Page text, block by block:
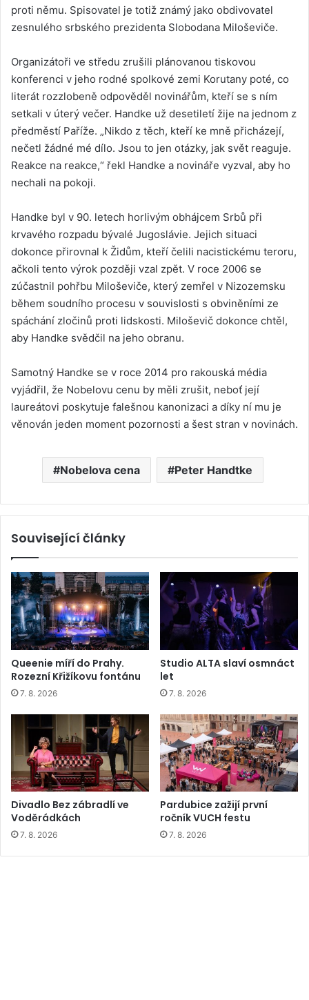
proti němu. Spisovatel je totiž známý jako obdivovatel
zesnulého srbského prezidenta Slobodana Miloševiče.
Organizátoři ve středu zrušili plánovanou tiskovou
konferenci v jeho rodné spolkové zemi Korutany poté, co
literát rozzlobeně odpověděl novinářům, kteří se s ním
setkali v úterý večer. Handke už desetiletí žije na jednom z
předměstí Paříže. „Nikdo z těch, kteří ke mně přicházejí,
nečetl žádné mé dílo. Jsou to jen otázky, jak svět reaguje.
Reakce na reakce,“ řekl Handke a novináře vyzval, aby ho
nechali na pokoji.
Handke byl v 90. letech horlivým obhájcem Srbů při
krvavého rozpadu bývalé Jugoslávie. Jejich situaci
dokonce přirovnal k Židům, kteří čelili nacistickému teroru,
ačkoli tento výrok později vzal zpět. V roce 2006 se
zúčastnil pohřbu Miloševiče, který zemřel v Nizozemsku
během soudního procesu v souvislosti s obviněními ze
spáchání zločinů proti lidskosti. Miloševič dokonce chtěl,
aby Handke svědčil na jeho obranu.
Samotný Handke se v roce 2014 pro rakouská média
vyjádřil, že Nobelovu cenu by měli zrušit, neboť její
laureátovi poskytuje falešnou kanonizaci a díky ní mu je
věnován jeden moment pozornosti a šest stran v novinách.
Nobelova cena Peter Handtke
Související články
Queenie míří do Prahy.
Rozezní Křižíkovu fontánu
7. 8. 2026
Studio ALTA slaví osmnáct
let
7. 8. 2026
Divadlo Bez zábradlí ve
Voděrádkách
7. 8. 2026
Pardubice zažijí první
ročník VUCH festu
7. 8. 2026